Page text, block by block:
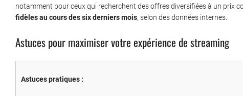
notamment pour ceux qui recherchent des offres diversifiées à un prix
fidèles au cours des six derniers mois, selon des données internes.
Astuces pour maximiser votre expérience de streaming
Astuces pratiques :